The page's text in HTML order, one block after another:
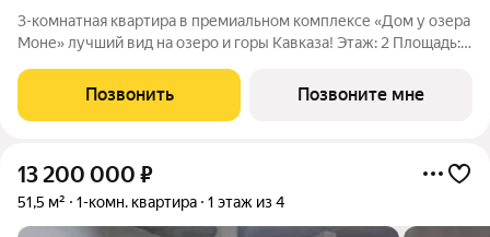
3-комнатная квартира в премиальном комплексе «Дом у озера
Моне» лучший вид на озеро и горы Кавказа! Этаж: 2 Площадь:
инвестиционном проекте федерального застройщика
ЮгСтройИнвест. Локация экологически
Позвонить Позвоните мне
13 200 000 ₽
51,5 м² 1-комн. квартира 1 этаж из 4